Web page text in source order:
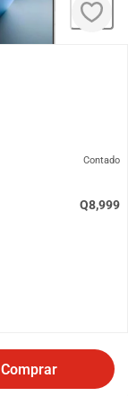
Contado
Q8,999
Comprar